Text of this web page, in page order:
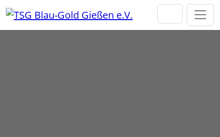
Direkt zur Hauptnavigation springen
Direkt zum Inhalt springen